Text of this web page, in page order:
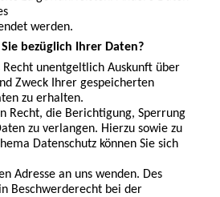
werden.
bezüglich Ihrer Daten?
Recht unentgeltlich Auskunft über
Zweck Ihrer gespeicherten
zu erhalten.
Recht, die Berichtigung, Sperrung
zu verlangen. Hierzu sowie zu
Datenschutz können Sie sich
Adresse an uns wenden. Des
Beschwerderecht bei der